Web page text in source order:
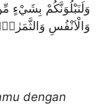
وَلَنَبْلُوَنَّكُمْ بِشَيْءٍ
وَالْاَنْفُسِ
dengan